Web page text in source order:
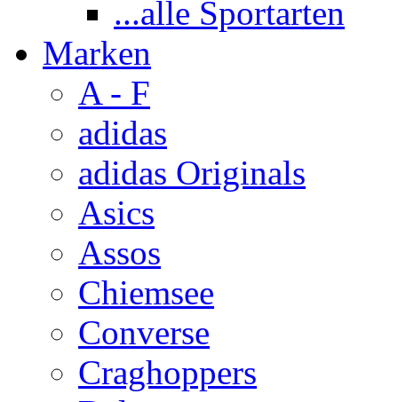
...alle Sportarten
Marken
A - F
adidas
adidas Originals
Asics
Assos
Chiemsee
Converse
Craghoppers